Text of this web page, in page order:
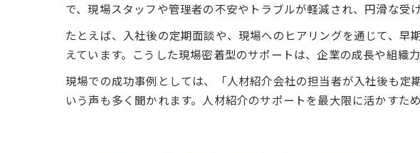
で、現場スタッフや管理者の不安やトラブルが軽減され、円滑な受
たとえば、入社後の定期面談や、現場へのヒアリングを通じて、
えています。こうした現場密着型のサポートは、企業の成長や組織
現場での成功事例としては、「人材紹介会社の担当者が入社後も
いう声も多く聞かれます。人材紹介のサポートを最大限に活かすた